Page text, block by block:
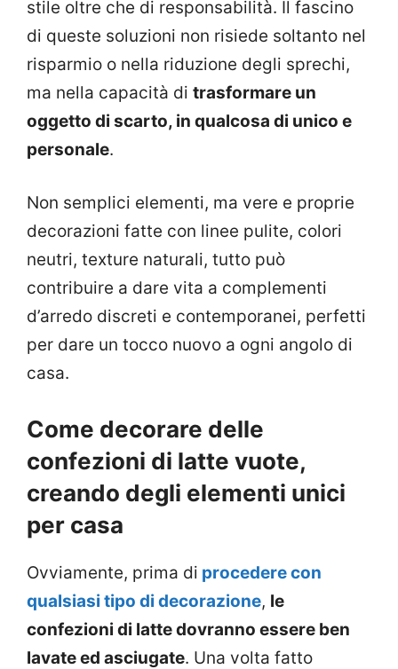
stile oltre che di responsabilità. Il fascino
di queste soluzioni non risiede soltanto nel
risparmio o nella riduzione degli sprechi,
ma nella capacità di trasformare un
oggetto di scarto, in qualcosa di unico e
personale.
Non semplici elementi, ma vere e proprie
decorazioni fatte con linee pulite, colori
neutri, texture naturali, tutto può
contribuire a dare vita a complementi
d’arredo discreti e contemporanei, perfetti
per dare un tocco nuovo a ogni angolo di
casa.
Come decorare delle
confezioni di latte vuote,
creando degli elementi unici
per casa
Ovviamente, prima di procedere con
qualsiasi tipo di decorazione, le
confezioni di latte dovranno essere ben
lavate ed asciugate. Una volta fatto